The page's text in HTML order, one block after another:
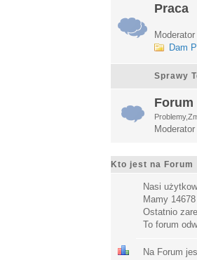
Praca
Moderator
Dam
Sprawy
Forum
Moderator
Kto jest na Forum
Nasi
Mamy 14678
Ostatnio
To forum
Na Forum